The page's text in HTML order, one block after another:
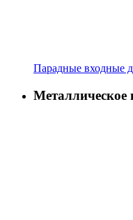
Парадные входные
Металлическое